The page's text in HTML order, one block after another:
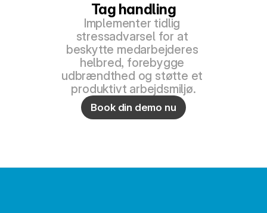
Tag handling
Implementer tidlig
stressadvarsel for at
beskytte medarbejderes
helbred, forebygge
udbrændthed og støtte et
produktivt arbejdsmiljø.
Book din demo nu